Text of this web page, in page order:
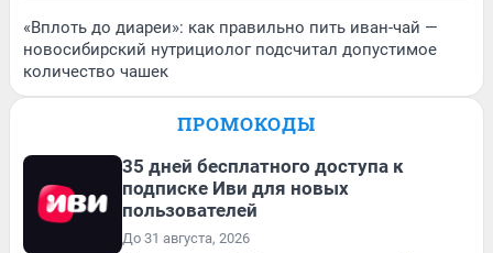
«Вплоть до диареи»: как правильно пить иван-чай —
новосибирский нутрициолог подсчитал допустимое
количество чашек
ПРОМОКОДЫ
35 дней бесплатного доступа к
подписке Иви для новых
пользователей
До 31 августа, 2026